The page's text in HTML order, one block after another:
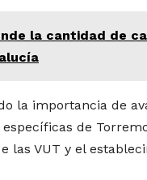
la cantidad de
la importancia de
de
las VUT y el